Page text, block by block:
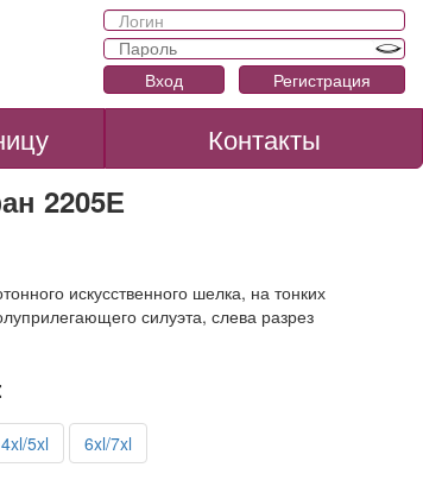
Регистрация
Вход
Контакты
2205Е
искусственного шелка, на тонких
силуэта, слева разрез
4xl/5xl 6xl/7xl